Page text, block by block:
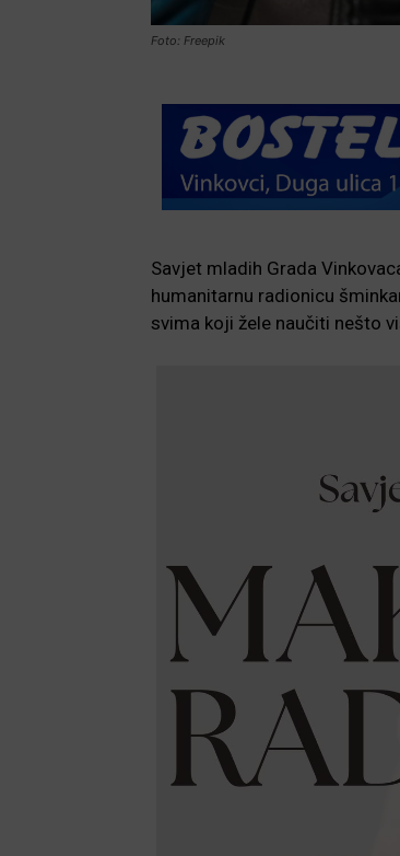
Foto: Freepik
Savjet mladih Grada
humanitarnu radionicu
svima koji žele naučiti nešto